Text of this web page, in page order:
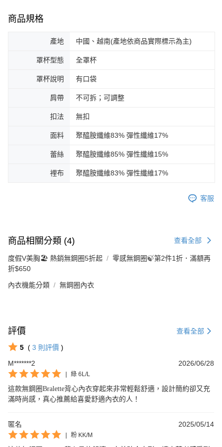
商品規格
產地 中國、越南(產地依商品實際標示為主)
罩杯型態 全罩杯
罩杯說明 有口袋
肩帶 不可拆；可調整
扣法 無扣
面料 聚醯胺纖維83% 彈性纖維17%
蕾絲 聚醯胺纖維85% 彈性纖維15%
裡布 聚醯胺纖維83% 彈性纖維17%
客服
商品相關分類 (4) 查看全部
度假V美胸🏖️ 熱銷無鋼圈5折起
零感無鋼圈🍃第2件1折．滿額再
折$650
內衣機能分類 無鋼圈內衣
評價 查看全部
5 ( 3 則評價 )
M*******2
2026/06/28
綠 6L/L
這款無鋼圈Bralette背心內衣穿起來非常輕鬆舒適，設計簡約卻又充
滿時尚感，真心推薦給喜愛舒適內衣的人！
匿名 2025/05/14
粉 KK/M